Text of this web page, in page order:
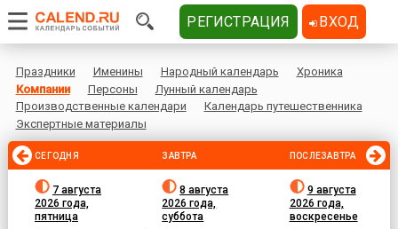
Праздники Именины Народный календарь
Хроника
Компании
Персоны
Лунный календарь
Производственные календари
Календарь путешественника
Экспертные материалы
СЕГОДНЯ
7 августа
2026 года,
пятница
ЗАВТРА
8 августа
2026 года,
суббота
ПОСЛЕЗАВТРА
9 августа
2026 года,
воскресенье
РЕГИСТРАЦИЯ ВХОД